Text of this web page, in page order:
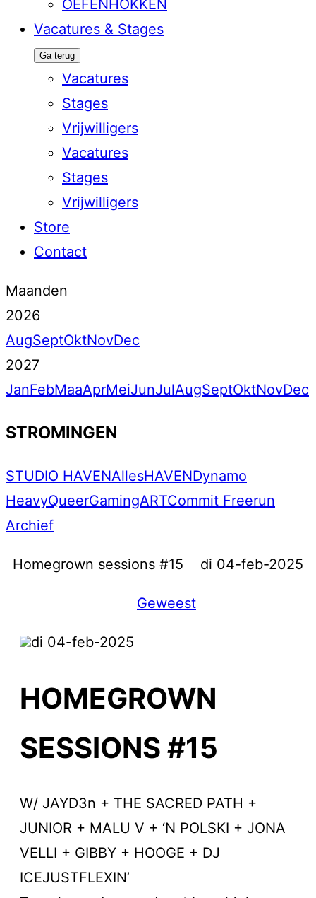
OEFENHOKKEN
Vacatures & Stages
Ga terug
Vacatures
Stages
Vrijwilligers
Vacatures
Stages
Vrijwilligers
Store
Contact
Maanden
2026
AugSeptOktNovDec
2027
JanFebMaaAprMeiJunJulAugSeptOktNovDec
STROMINGEN
STUDIO HAVENAllesHAVENDynamo
HeavyQueerGamingARTCommit Freerun
Archief
Homegrown sessions #15 di 04-feb-2025
Geweest
di 04-feb-2025
HOMEGROWN
SESSIONS #15
W/ JAYD3n + THE SACRED PATH +
JUNIOR + MALU V + ‘N POLSKI + JONA
VELLI + GIBBY + HOOGE + DJ
ICEJUSTFLEXIN’